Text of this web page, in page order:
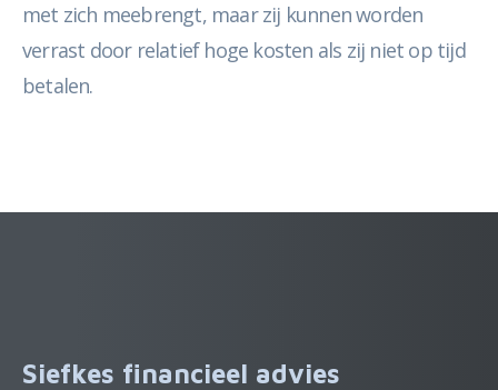
met zich meebrengt, maar zij kunnen worden
verrast door relatief hoge kosten als zij niet op tijd
betalen.
Siefkes financieel advies